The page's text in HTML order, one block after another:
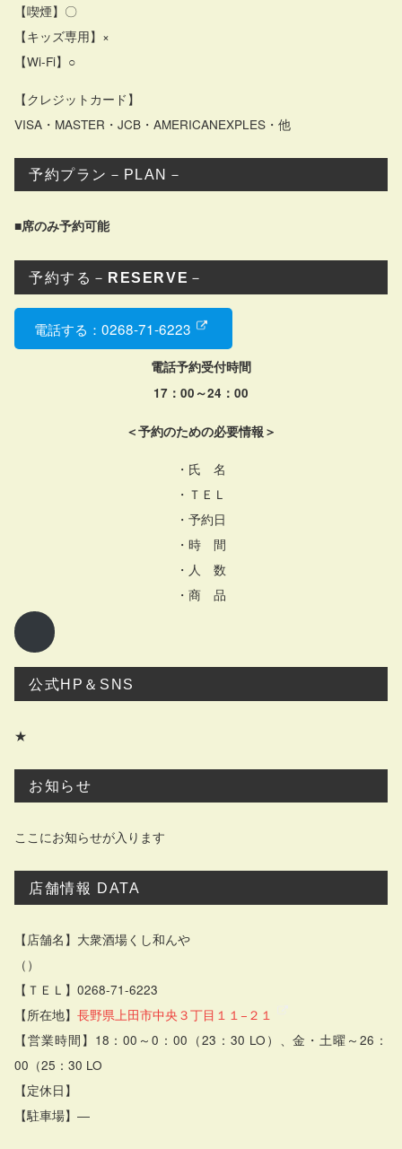
【喫煙】〇
【キッズ専用】×
【Wi-Fi】○
【クレジットカード】
VISA・MASTER・JCB・AMERICANEXPLES・他
予約プラン－PLAN－
■席のみ予約可能
予約する－ RESERVE －
電話する：0268-71-6223
電話予約受付時間
17：00～24：00
＜予約のための必要情報＞
・氏 名
・ＴＥＬ
・予約日
・時 間
・人 数
・商 品
公式HP＆SNS
★
お知らせ
ここにお知らせが入ります
店舗情報 DATA
【店舗名】大衆酒場くし和んや
（）
【ＴＥＬ】0268-71-6223
【所在地】 長野県上田市中央３丁目１１−２１
【営業時間】18：00～0：00（23：30 LO）、金・土曜～26：
00（25：30 LO
【定休日】
【駐車場】―